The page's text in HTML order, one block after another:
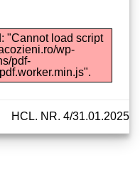
"Cannot load script
wp-
pdf-
HCL. NR. 4/31.01.2025